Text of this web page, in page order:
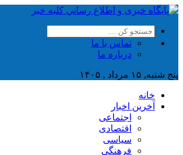
تماس با ما
درباره ما
پنج شنبه, ۱۵ مرداد , ۱۴۰۵
خانه
آخرین اخبار
اجتماعی
اقتصادی
سیاسی
فرهنگی